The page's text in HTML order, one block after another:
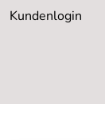
Kundenlogin